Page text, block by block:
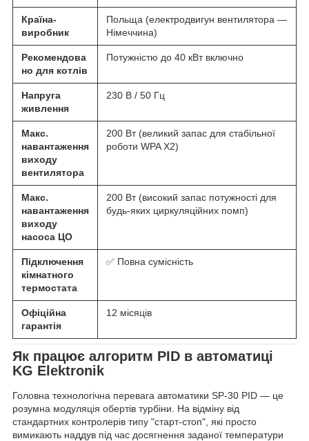
Країна-
виробник
Польща (електродвигун вентилятора —
Німеччина)
Рекомендова
но для котлів
Потужністю до 40 кВт включно
Напруга
живлення
230 В / 50 Гц
Макс.
навантаження
виходу
вентилятора
200 Вт (великий запас для стабільної
роботи WPA X2)
Макс.
навантаження
виходу
насоса ЦО
200 Вт (високий запас потужності для
будь-яких циркуляційних помп)
Підключення
кімнатного
термостата
✅ Повна сумісність
Офіційна
гарантія
12 місяців
Як працює алгоритм PID в автоматиці
KG Elektronik
Головна технологічна перевага автоматики SP-30 PID — це
розумна модуляція обертів турбіни. На відміну від
стандартних контролерів типу "старт-стоп", які просто
вимикають наддув під час досягнення заданої температури